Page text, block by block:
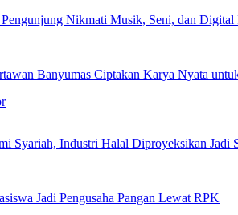
Nikmati Musik, Seni, dan Digital
Banyumas Ciptakan Karya Nyata
Syariah, Industri Halal Diproyeksikan Jadi
Jadi Pengusaha Pangan Lewat RPK